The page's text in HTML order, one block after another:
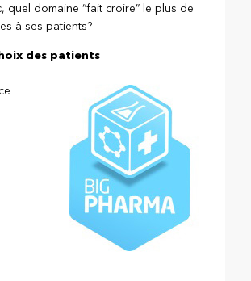
quel domaine “fait croire” le plus de
à ses patients?
des patients